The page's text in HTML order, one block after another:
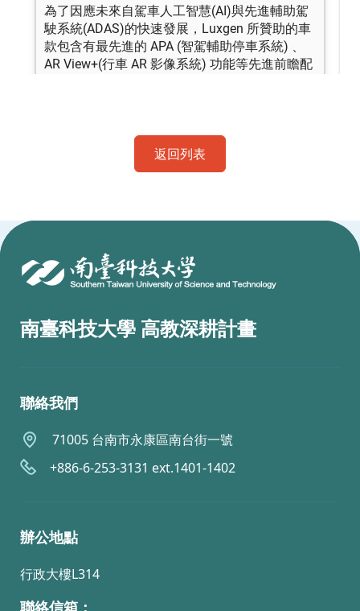
返回列表
南臺科技大學 高教深耕計畫
聯絡我們
71005 台南市永康區南台街一號
+886-6-253-3131 ext.1401-1402
辦公地點
行政大樓L314
聯絡信箱：